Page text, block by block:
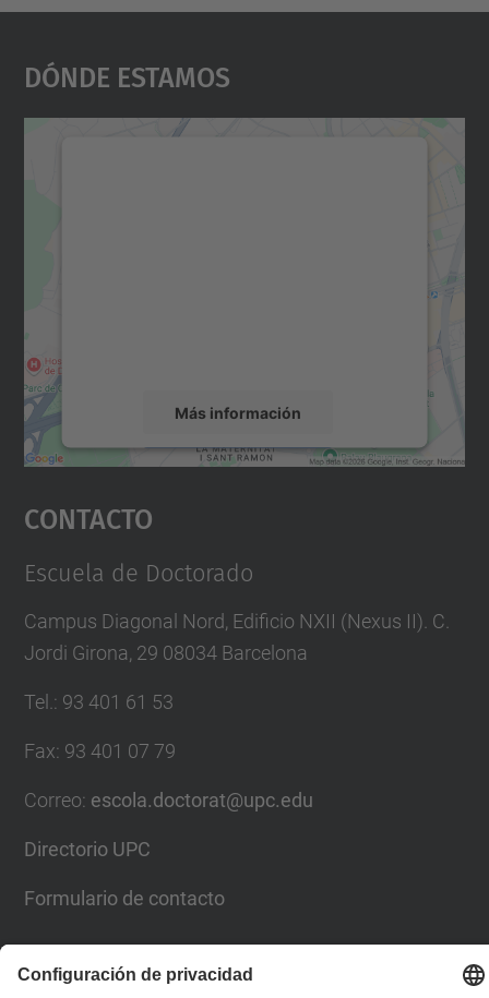
Dónde Estamos
Más información
Aceptar
powered by
Contacto
Escuela de Doctorado
Campus Diagonal Nord, Edificio NXII (Nexus II). C.
Jordi Girona, 29 08034 Barcelona
Tel.: 93 401 61 53
Fax: 93 401 07 79
Correo: escola.doctorat@upc.edu
Directorio UPC
Formulario de contacto
Lista Redes Sociales